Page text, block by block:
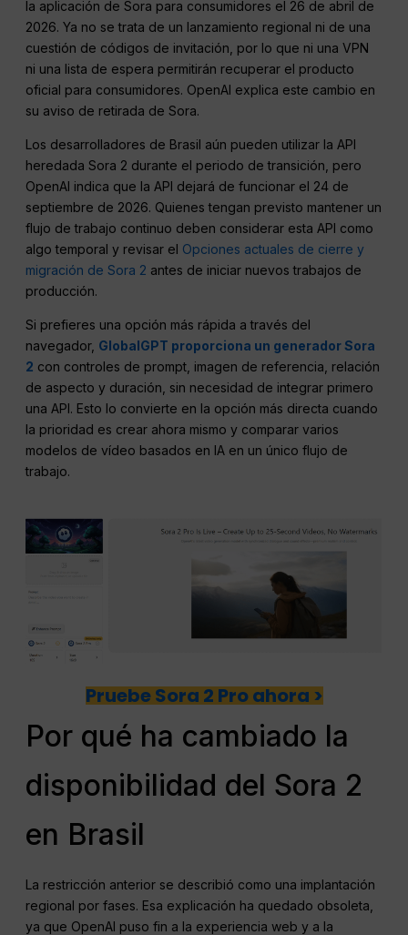
la aplicación de Sora para consumidores el 26 de abril de
2026. Ya no se trata de un lanzamiento regional ni de una
cuestión de códigos de invitación, por lo que ni una VPN
ni una lista de espera permitirán recuperar el producto
oficial para consumidores. OpenAI explica este cambio en
su aviso de retirada de Sora.
Los desarrolladores de Brasil aún pueden utilizar la API
heredada Sora 2 durante el periodo de transición, pero
OpenAI indica que la API dejará de funcionar el 24 de
septiembre de 2026. Quienes tengan previsto mantener un
flujo de trabajo continuo deben considerar esta API como
algo temporal y revisar el Opciones actuales de cierre y
migración de Sora 2 antes de iniciar nuevos trabajos de
producción.
Si prefieres una opción más rápida a través del
navegador, GlobalGPT proporciona un generador Sora
2 con controles de prompt, imagen de referencia, relación
de aspecto y duración, sin necesidad de integrar primero
una API. Esto lo convierte en la opción más directa cuando
la prioridad es crear ahora mismo y comparar varios
modelos de vídeo basados en IA en un único flujo de
trabajo.
Pruebe Sora 2 Pro ahora >
Por qué ha cambiado la
disponibilidad del Sora 2
en Brasil
La restricción anterior se describió como una implantación
regional por fases. Esa explicación ha quedado obsoleta,
ya que OpenAI puso fin a la experiencia web y a la